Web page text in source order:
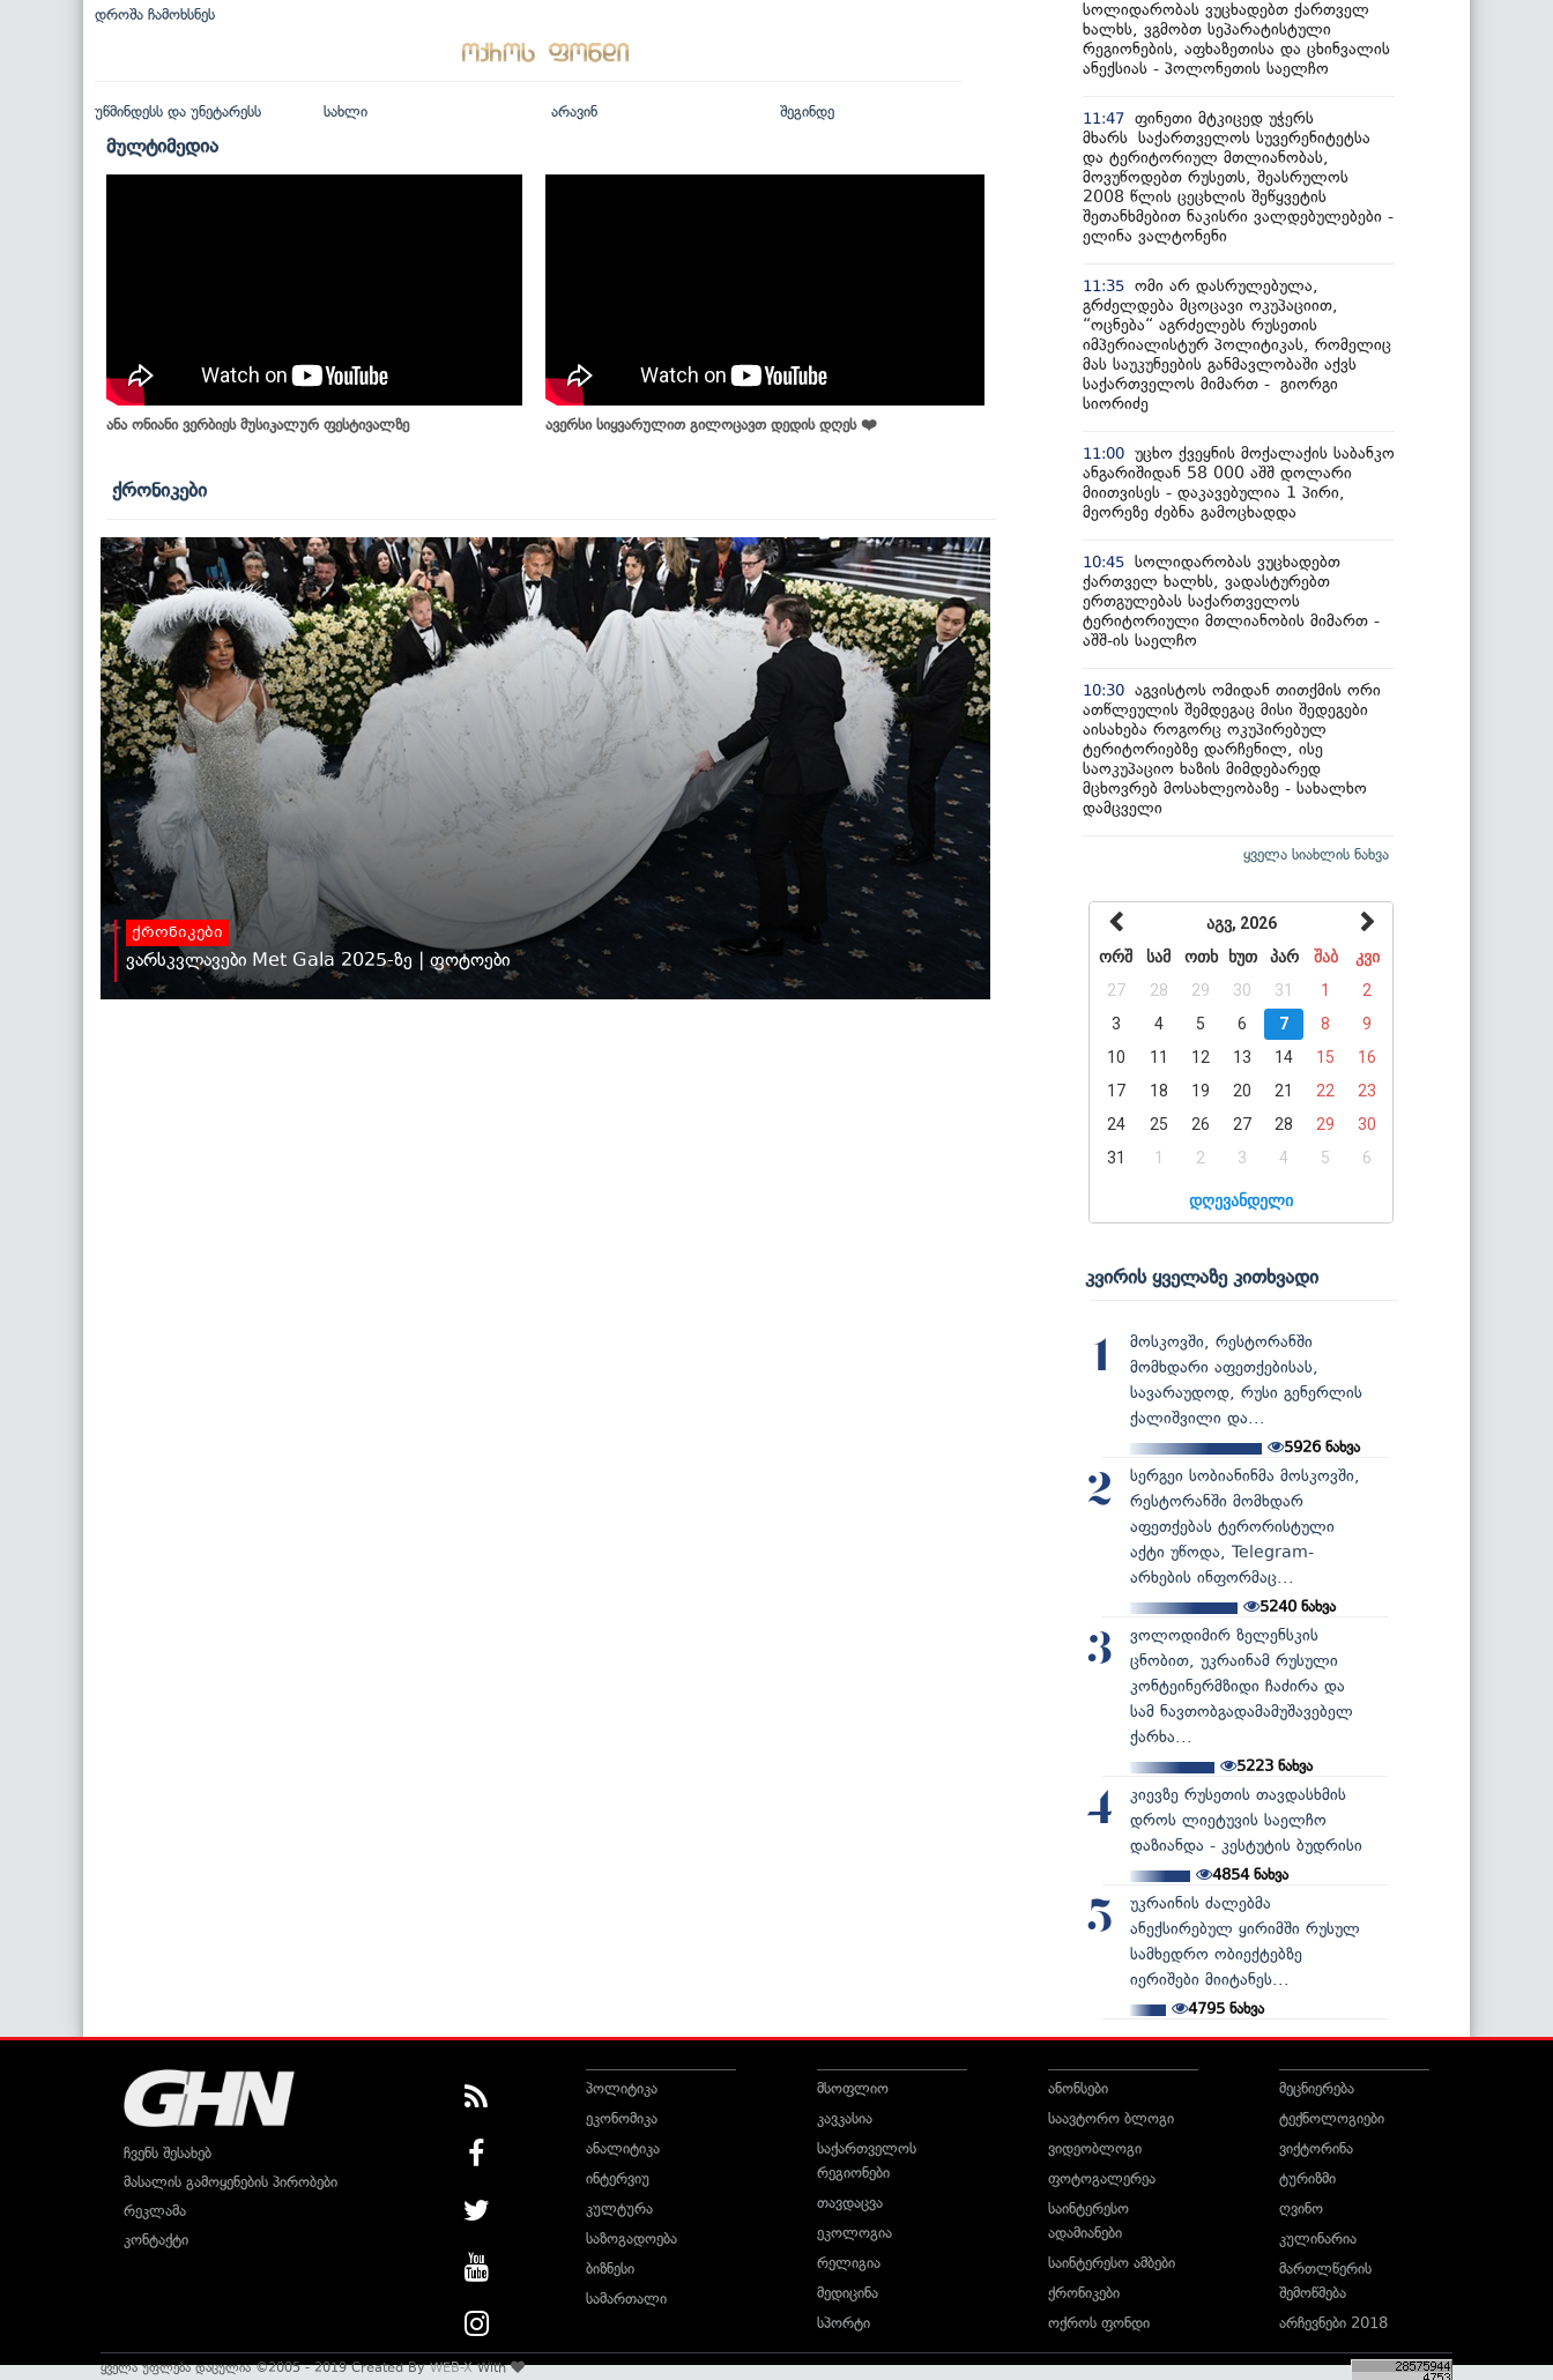
დროშა ჩამოხსნეს
უწმინდესს და უნეტარესს სახლი არავინ შეგინდე
მულტიმედია
ანა ონიანი ვერბიეს მუსიკალურ ფესტივალზე ავერსი სიყვარულით გილოცავთ დედის დღეს ❤️
ქრონიკები
ქრონიკები
ვარსკვლავები Met Gala 2025-ზე | ფოტოები
სოლიდარობას ვუცხადებთ ქართველ
ხალხს, ვგმობთ სეპარატისტული
რეგიონების, აფხაზეთისა და ცხინვალის
ანექსიას - პოლონეთის საელჩო
11:47 ფინეთი მტკიცედ უჭერს
მხარს საქართველოს სუვერენიტეტსა
და ტერიტორიულ მთლიანობას,
მოვუწოდებთ რუსეთს, შეასრულოს
2008 წლის ცეცხლის შეწყვეტის
შეთანხმებით ნაკისრი ვალდებულებები -
ელინა ვალტონენი
11:35 ომი არ დასრულებულა,
გრძელდება მცოცავი ოკუპაციით,
“ოცნება“ აგრძელებს რუსეთის
იმპერიალისტურ პოლიტიკას, რომელიც
მას საუკუნეების განმავლობაში აქვს
საქართველოს მიმართ - გიორგი
სიორიძე
11:00 უცხო ქვეყნის მოქალაქის საბანკო
ანგარიშიდან 58 000 აშშ დოლარი
მიითვისეს - დაკავებულია 1 პირი,
მეორეზე ძებნა გამოცხადდა
10:45 სოლიდარობას ვუცხადებთ
ქართველ ხალხს, ვადასტურებთ
ერთგულებას საქართველოს
ტერიტორიული მთლიანობის მიმართ -
აშშ-ის საელჩო
10:30 აგვისტოს ომიდან თითქმის ორი
ათწლეულის შემდეგაც მისი შედეგები
აისახება როგორც ოკუპირებულ
ტერიტორიებზე დარჩენილ, ისე
საოკუპაციო ხაზის მიმდებარედ
მცხოვრებ მოსახლეობაზე - სახალხო
დამცველი
ყველა სიახლის ნახვა
აგვ, 2026
ორშ
სამ ოთხ ხუთ პარ შაბ
კვი
27
28 29 30 31 1
2
3
4 5 6 7 8
9
10
11 12 13 14 15
16
17
18 19 20 21 22
23
24
25 26 27 28 29
30
31
1 2 3 4 5 6
დღევანდელი
კვირის ყველაზე კითხვადი
1
მოსკოვში, რესტორანში
მომხდარი აფეთქებისას,
სავარაუდოდ, რუსი გენერლის
ქალიშვილი და...
5926ნახვა
2
სერგეი სობიანინმა მოსკოვში,
რესტორანში მომხდარ
აფეთქებას ტერორისტული
აქტი უწოდა, Telegram-
არხების ინფორმაც...
5240ნახვა
3
ვოლოდიმირ ზელენსკის
ცნობით, უკრაინამ რუსული
კონტეინერმზიდი ჩაძირა და
სამ ნავთობგადამამუშავებელ
ქარხა...
5223ნახვა
4
კიევზე რუსეთის თავდასხმის
დროს ლიეტუვის საელჩო
დაზიანდა - კესტუტის ბუდრისი
4854ნახვა
5
უკრაინის ძალებმა
ანექსირებულ ყირიმში რუსულ
სამხედრო ობიექტებზე
იერიშები მიიტანეს...
4795 ნახვა
ჩვენს შესახებ
მასალის გამოყენების პირობები
რეკლამა
კონტაქტი
პოლიტიკა
ეკონომიკა
ანალიტიკა
ინტერვიუ
კულტურა
საზოგადოება
ბიზნესი
სამართალი
მსოფლიო
კავკასია
საქართველოს
რეგიონები
თავდაცვა
ეკოლოგია
რელიგია
მედიცინა
სპორტი
ანონსები
საავტორო ბლოგი
ვიდეობლოგი
ფოტოგალერეა
საინტერესო
ადამიანები
საინტერესო ამბები
ქრონიკები
ოქროს ფონდი
მეცნიერება
ტექნოლოგიები
ვიქტორინა
ტურიზმი
ღვინო
კულინარია
მართლწერის
შემოწმება
არჩევნები 2018
ყველა უფლება დაცულია ©2005 - 2019 Created ByWEB-XWith